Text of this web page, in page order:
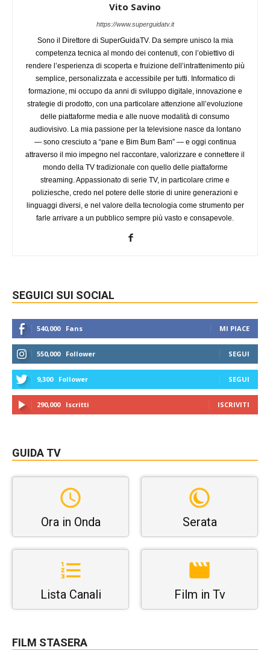
Vito Savino
https://www.superguidatv.it
Sono il Direttore di SuperGuidaTV. Da sempre unisco la mia
competenza tecnica al mondo dei contenuti, con l’obiettivo di
rendere l’esperienza di scoperta e fruizione dell’intrattenimento più
semplice, personalizzata e accessibile per tutti. Informatico di
formazione, mi occupo da anni di sviluppo digitale, innovazione e
strategie di prodotto, con una particolare attenzione all’evoluzione
delle piattaforme media e alle nuove modalità di consumo
audiovisivo. La mia passione per la televisione nasce da lontano
— sono cresciuto a “pane e Bim Bum Bam” — e oggi continua
attraverso il mio impegno nel raccontare, valorizzare e connettere il
mondo della TV tradizionale con quello delle piattaforme
streaming. Appassionato di serie TV, in particolare crime e
poliziesche, credo nel potere delle storie di unire generazioni e
linguaggi diversi, e nel valore della tecnologia come strumento per
farle arrivare a un pubblico sempre più vasto e consapevole.
SEGUICI SUI SOCIAL
540,000 Fans MI PIACE
550,000 Follower SEGUI
9,300 Follower SEGUI
290,000 Iscritti ISCRIVITI
GUIDA TV
Ora in Onda Serata
Lista Canali Film in Tv
FILM STASERA